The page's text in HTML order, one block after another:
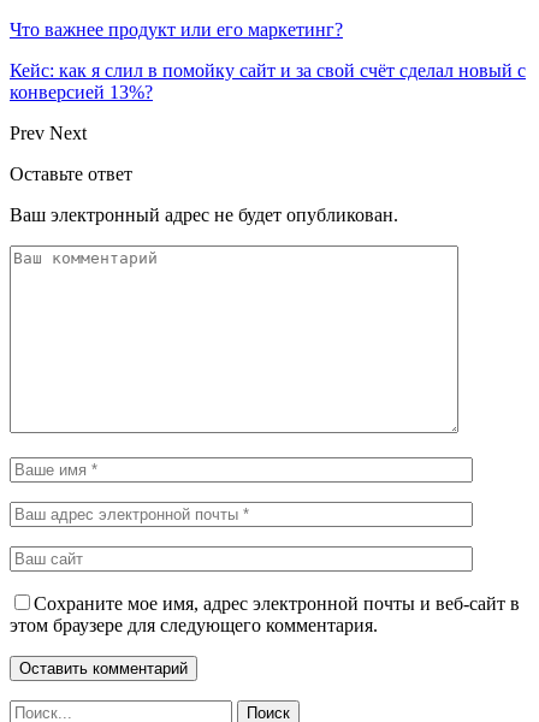
Что важнее продукт или его маркетинг?
Кейс: как я слил в помойку сайт и за свой счёт сделал новый с
конверсией 13%?
Prev Next
Оставьте ответ
Ваш электронный адрес не будет опубликован.
Сохраните мое имя, адрес электронной почты и веб-сайт в
этом браузере для следующего комментария.